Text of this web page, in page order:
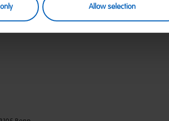
Allow selection